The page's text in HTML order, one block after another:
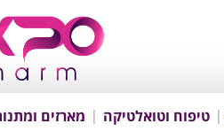
טיפוח וטואלטיקה מארזים